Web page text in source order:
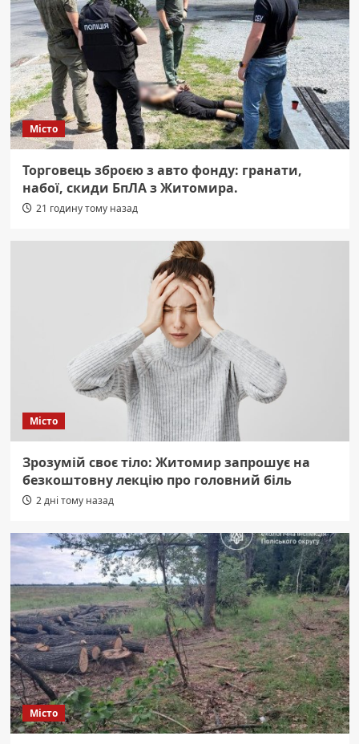
Місто
Торговець зброєю з авто фонду: гранати,
набої, скиди БпЛА з Житомира.
21 годину тому назад
Місто
Зрозумій своє тіло: Житомир запрошує на
безкоштовну лекцію про головний біль
2 дні тому назад
Місто